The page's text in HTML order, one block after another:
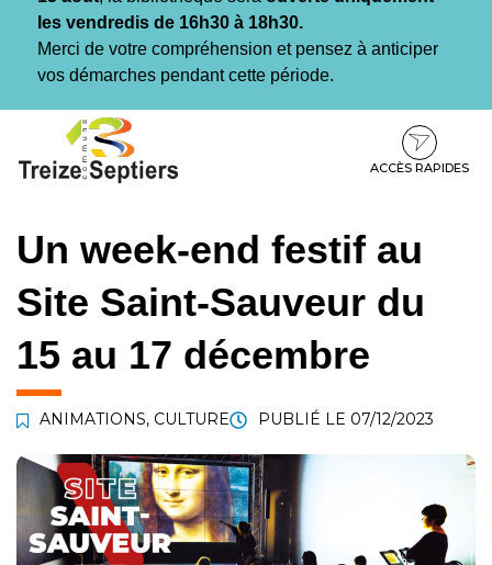
les vendredis de 16h30 à 18h30.
Merci de votre compréhension et pensez à anticiper
vos démarches pendant cette période.
contenu
pied
ACCÈS RAPIDES
Un week-end festif au
Site Saint-Sauveur du
15 au 17 décembre
ANIMATIONS, CULTURE PUBLIÉ LE 07/12/2023